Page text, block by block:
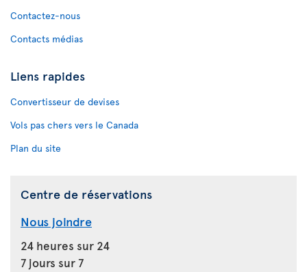
Contactez-nous
Contacts médias
Liens rapides
Convertisseur de devises
Vols pas chers vers le Canada
Plan du site
Centre de réservations
Nous joindre
24 heures sur 24
7 jours sur 7